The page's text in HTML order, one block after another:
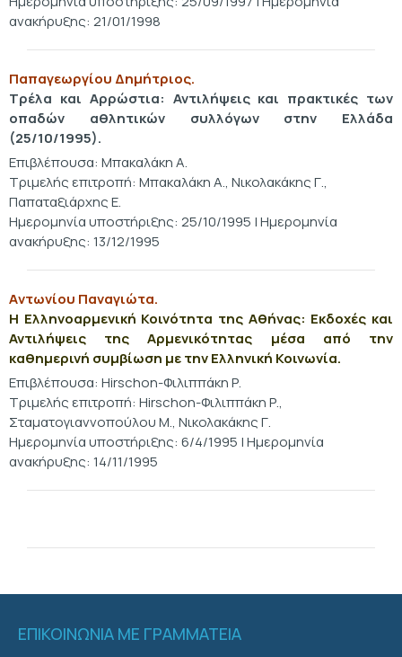
ανακήρυξης: 21/01/1998
Παπαγεωργίου Δημήτριος.
Τρέλα και Αρρώστια: Αντιλήψεις και πρακτικές των
οπαδών αθλητικών συλλόγων στην Ελλάδα
(25/10/1995).
Επιβλέπουσα: Μπακαλάκη Α.
Τριμελής επιτροπή: Μπακαλάκη Α., Νικολακάκης Γ.,
Παπαταξιάρχης Ε.
Ημερομηνία υποστήριξης: 25/10/1995 | Ημερομηνία
ανακήρυξης: 13/12/1995
Aντωνίου Παναγιώτα.
Η Ελληνοαρμενική Κοινότητα της Αθήνας: Εκδοχές και
Αντιλήψεις της Αρμενικότητας μέσα από την
καθημερινή συμβίωση με την Ελληνική Κοινωνία.
Επιβλέπουσα: Hirschon-Φιλιππάκη Ρ.
Τριμελής επιτροπή: Hirschon-Φιλιππάκη Ρ.,
Σταματογιαννοπούλου Μ., Νικολακάκης Γ.
Ημερομηνία υποστήριξης: 6/4/1995 | Ημερομηνία
ανακήρυξης: 14/11/1995
ΕΠΙΚΟΙΝΩΝΙΑ ΜΕ ΓΡΑΜΜΑΤΕΙΑ